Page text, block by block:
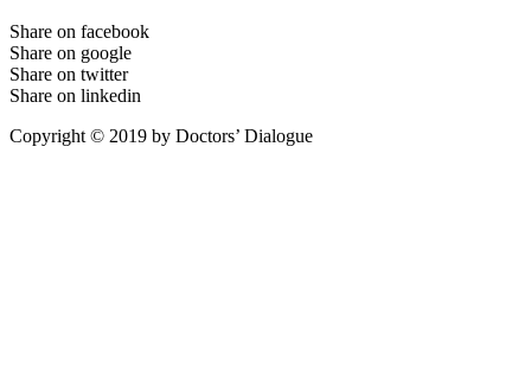
Share on facebook
Share on google
Share on twitter
Share on linkedin
Copyright © 2019 by Doctors’ Dialogue